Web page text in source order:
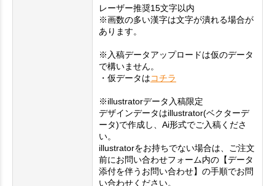
レーザー推奨15文字以内
※画数の多い漢字は文字が潰れる場合が
あります。
※入稿データアップロードは仮のデータ
で構いません。
・仮データはコチラ
※illustratorデータ入稿限定
デザインデータはillustrator(ベクターデ
ータ)で作成し、Ai形式でご入稿くださ
い。
illustratorをお持ちでない場合は、ご注文
前にお問い合わせフォーム内の【データ
添付を伴うお問い合わせ】の手順でお問
い合わせください。